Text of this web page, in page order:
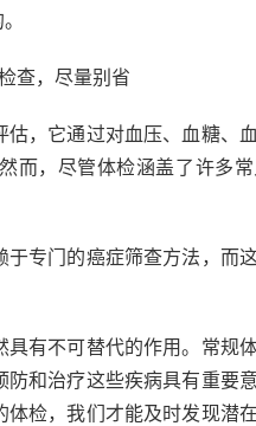
查，尽量别省
，它通过对血压、血糖、
而，尽管体检涵盖了许多
专门的癌症筛查方法，而
有不可替代的作用。常规
和治疗这些疾病具有重要
检，我们才能及时发现潜